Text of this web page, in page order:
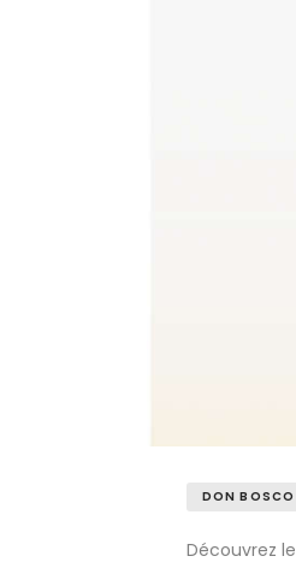
DON BOSCO
Découvrez